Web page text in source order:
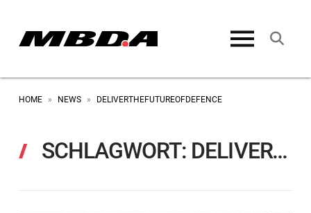
HOME » NEWS » DELIVERTHEFUTUREOFDEFENCE
SCHLAGWORT: DELIVERTHEFUTUREOFDEFENCE